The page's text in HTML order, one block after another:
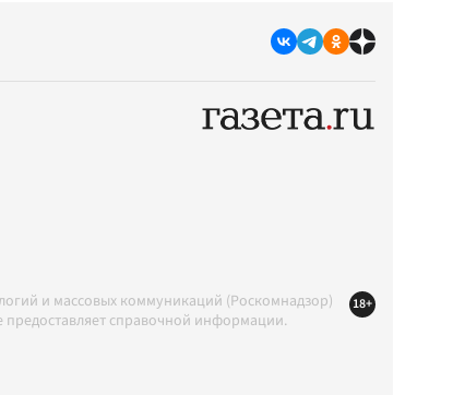
и массовых коммуникаций (Роскомнадзор)
предоставляет справочной информации.
18+